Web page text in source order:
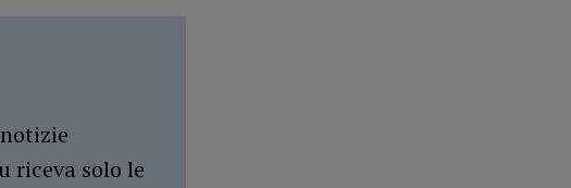
riceva solo le